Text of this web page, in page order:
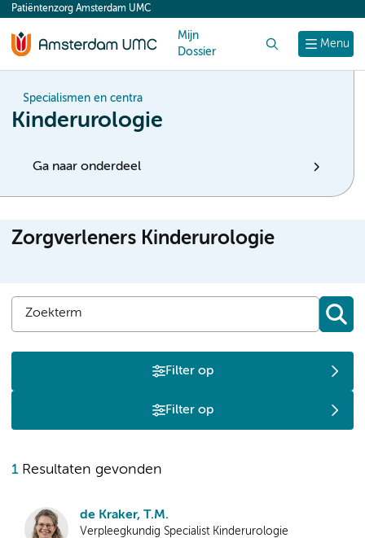
content
Menu
Patiëntenzorg Amsterdam UMC
Mijn
Dossier
Specialismen en centra
Kinderurologie
Ga naar onderdeel
Zorgverleners Kinderurologie
Filter op
Filter op
1Resultaten gevonden
de Kraker, T.M.
Verpleegkundig Specialist Kinderurologie